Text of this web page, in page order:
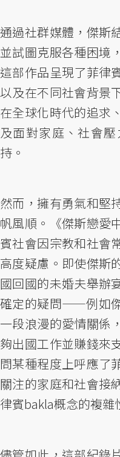
通過社群媒體，傑斯
並試圖克服各種困境
這部作品呈現了菲律
以及在不同社會背景
在全球化時代的追求
及面對家庭、社會
持。
然而，擁有勇氣和堅
帆風順。《傑斯戀愛
賓社會因宗教和社會
高度疑慮。即使傑斯
國回國的未婚夫舉辦
確定的疑問——例如
一段浪漫的愛情關係
夠出國工作並賺錢來
問某種程度上呼應了
關注的家庭和社會接
律賓bakla概念的複雜